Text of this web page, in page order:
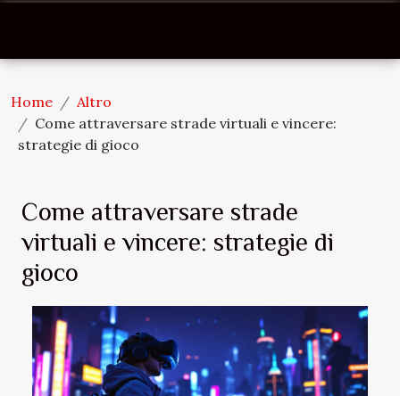
Home
Altro
Come attraversare strade virtuali e vincere:
strategie di gioco
Come attraversare strade
virtuali e vincere: strategie di
gioco